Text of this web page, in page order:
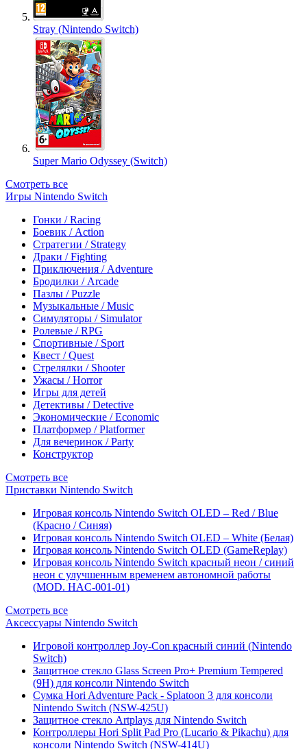
Stray (Nintendo Switch)
Super Mario Odyssey (Switch)
Смотреть все
Игры Nintendo Switch
Гонки / Racing
Боевик / Action
Стратегии / Strategy
Драки / Fighting
Приключения / Adventure
Бродилки / Arcade
Пазлы / Puzzle
Музыкальные / Music
Симуляторы / Simulator
Ролевые / RPG
Спортивные / Sport
Квест / Quest
Стрелялки / Shooter
Ужасы / Horror
Игры для детей
Детективы / Detective
Экономические / Economic
Платформер / Platformer
Для вечеринок / Party
Конструктор
Смотреть все
Приставки Nintendo Switch
Игровая консоль Nintendo Switch OLED – Red / Blue
(Красно / Синяя)
Игровая консоль Nintendo Switch OLED – White (Белая)
Игровая консоль Nintendo Switch OLED (GameReplay)
Игровая консоль Nintendo Switch красный неон / синий
неон с улучшенным временем автономной работы
(MOD. HAC-001-01)
Смотреть все
Аксессуары Nintendo Switch
Игровой контроллер Joy-Con красный синий (Nintendo
Switch)
Защитное стекло Glass Screen Pro+ Premium Tempered
(9H) для консоли Nintendo Switch
Сумка Hori Adventure Pack - Splatoon 3 для консоли
Nintendo Switch (NSW-425U)
Защитное стекло Artplays для Nintendo Switch
Контроллеры Hori Split Pad Pro (Lucario & Pikachu) для
консоли Nintendo Switch (NSW-414U)